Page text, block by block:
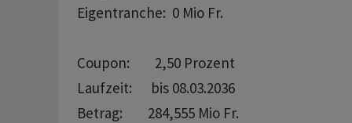
Eigentranche:  0 Mio Fr.
Coupon:        2,50 Prozent
Laufzeit:      bis 08.03.2036
Betrag:        284,555 Mio Fr.